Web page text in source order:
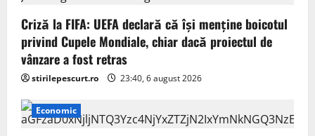
o
n
Criză la FIFA: UEFA declară că îşi menţine boicotul
privind Cupele Mondiale, chiar dacă proiectul de
vânzare a fost retras
stirilepescurt.ro 23:40, 6 august 2026
Economic